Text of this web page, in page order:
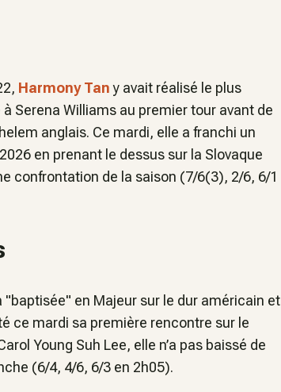
Harmony Tany avait réalisé le plus
Serena Williams au premier tour avant de
anglais. Ce mardi, elle a franchi un
en prenant le dessus sur la Slovaque
confrontation de la saison (7/6(3), 2/6, 6/1
en Majeur sur le dur américain et
ce mardi sa première rencontre sur le
Young Suh Lee, elle n’a pas baissé de
(6/4, 4/6, 6/3 en 2h05).